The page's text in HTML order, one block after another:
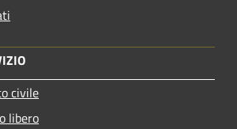
civile
libero